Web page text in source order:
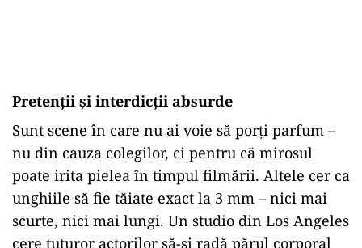
Pretenții și interdicții absurde
Sunt scene în care nu ai voie să porți parfum –
nu din cauza colegilor, ci pentru că mirosul
poate irita pielea în timpul filmării. Altele cer ca
unghiile să fie tăiate exact la 3 mm – nici mai
scurte, nici mai lungi. Un studio din Los Angeles
cere tuturor actorilor să-și radă părul corporal